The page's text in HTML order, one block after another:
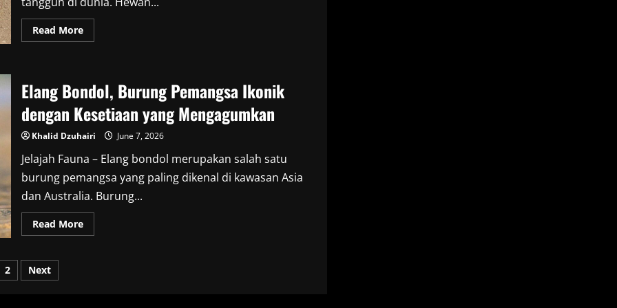
Read MoreRead
more
Honey
Badger:
Mamalia
Pemberani
dengan
Pertahanan
Biasa
Elang Bondol, Burung Pemangsa Ikonik
dengan Kesetiaan yang Mengagumkan
Khalid Dzuhairi June 7, 2026
Jelajah Fauna – Elang bondol merupakan salah satu
burung pemangsa yang paling dikenal di kawasan Asia
dan Australia. Burung...
Read MoreRead
more
2 Next